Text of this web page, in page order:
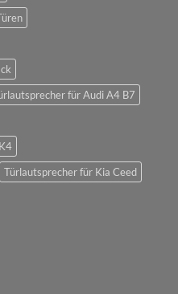
für Audi A4 B7
Türlautsprecher für Kia Ceed